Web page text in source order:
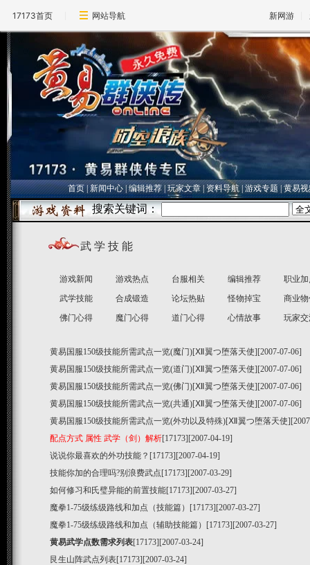
17173首页 网站导航 新网游
首页|新闻中心|编辑推荐|玩家文章|资料导航|游戏专题|黄易
武 学 技 能
游戏新闻 游戏热点 台服相关 编辑推荐
职业
武学技能
合成锻造 论坛热贴 怪物掉宝
商业
佛门心得
魔门心得 道门心得 心情故事 玩家
黄易国服150级技能所需武点一览(魔门)[Ⅻ翼つ堕落天使][2007-07-06]
黄易国服150级技能所需武点一览(道门)[Ⅻ翼つ堕落天使][2007-07-06]
黄易国服150级技能所需武点一览(佛门)[Ⅻ翼つ堕落天使][2007-07-06]
黄易国服150级技能所需武点一览(共通)[Ⅻ翼つ堕落天使][2007-07-06]
黄易国服150级技能所需武点一览(外功以及特殊)[Ⅻ翼つ堕落天使
配点方式 属性 武学（剑）解析[17173][2007-04-19]
说说你最喜欢的外功技能？ [17173][2007-04-19]
技能你加的合理吗?别浪费武点[17173][2007-03-29]
如何修习和氏璧异能的前置技能[17173][2007-03-27]
魔拳1-75级练级路线和加点（技能篇） [17173][2007-03-27]
魔拳1-75级练级路线和加点（辅助技能篇） [17173][2007-03-27]
黄易武学点数需求列表[17173][2007-03-24]
艮生山阵武点列表[17173][2007-03-24]